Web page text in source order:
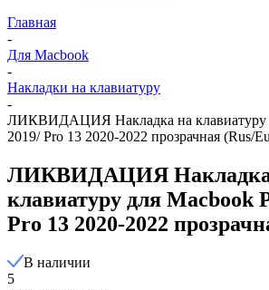
Главная
-
Для Macbook
-
Накладки на клавиатуру
-
ЛИКВИДАЦИЯ Накладка на клавиатуру
2019/ Pro 13 2020-2022 прозрачная (Rus/
ЛИКВИДАЦИЯ
клавиатуру для Macbook
Pro 13 2020-2022
В наличии
5